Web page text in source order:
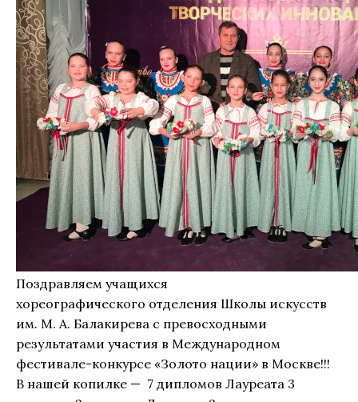
Поздравляем учащихся
хореографического отделения Школы искусств
им. М. А. Балакирева с превосходными
результатами участия в Международном
фестивале-конкурсе «Золото нации» в Москве!!!
В нашей копилке — 7 дипломов Лауреата 3